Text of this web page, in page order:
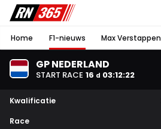
Home F1-nieuws Max Verstappen
GP NEDERLAND
START RACE 16 d 03:12:21
Kwalificatie
Race